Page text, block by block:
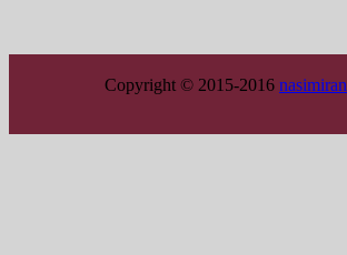
Copyright © 2015-2016